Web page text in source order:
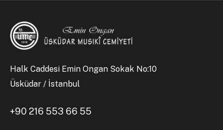
Halk Caddesi Emin Ongan Sokak No:10
Üsküdar / İstanbul
+90 216 553 66 55